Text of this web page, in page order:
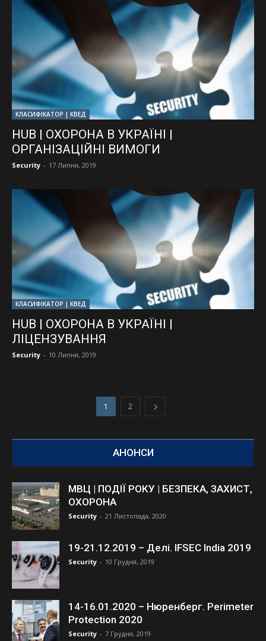
КЛАСИФІКАТОР | КВЕД
HUB | ОХОРОНА В УКРАЇНІ |
ОРГАНІЗАЦІЙНІ ВИМОГИ
Security - 17 Липня, 2019
КЛАСИФІКАТОР | КВЕД
HUB | ОХОРОНА В УКРАЇНІ |
ЛІЦЕНЗУВАННЯ
Security - 10 Липня, 2019
1 2
АНОНСИ
МВЦ | ПОДІЇ РОКУ | БЕЗПЕКА, ЗАХИСТ,
ОХОРОНА
Security - 21 Листопада, 2020
19-21.12.2019 – Делі. IFSEC India 2019
Security - 10 Грудня, 2019
14-16.01.2020 – Нюренберг. Perimeter
Protection 2020
Security - 7 Грудня, 2019